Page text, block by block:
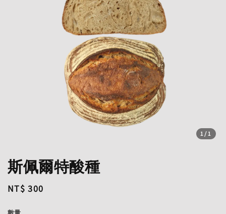
1 /1
斯佩爾特酸種
Regular
NT$ 300